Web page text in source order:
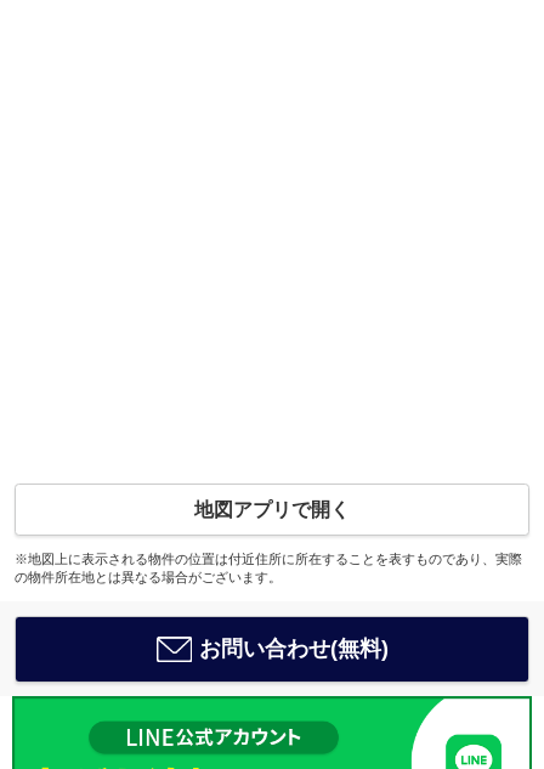
地図アプリで開く
※地図上に表示される物件の位置は付近住所に所在することを表すものであり、実際
の物件所在地とは異なる場合がございます。
お問い合わせ(無料)